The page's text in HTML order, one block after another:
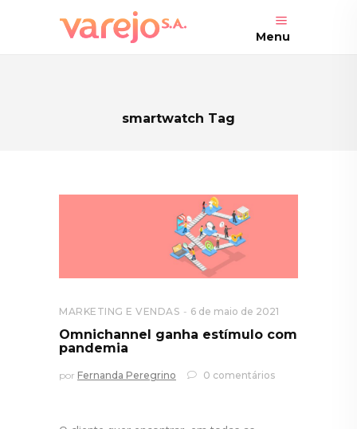
Menu
smartwatch Tag
MARKETING E VENDAS 6 de maio de 2021
Omnichannel ganha estímulo com
pandemia
por Fernanda Peregrino 0 comentários